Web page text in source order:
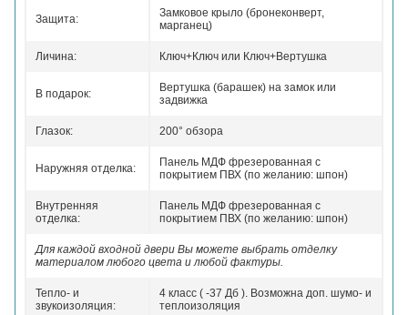
Защита:
Замковое крыло (бронеконверт,
марганец)
Личина: Ключ+Ключ или Ключ+Вертушка
В подарок:
Вертушка (барашек) на замок или
задвижка
Глазок: 200° обзора
Наружняя отделка:
Панель МДФ фрезерованная с
покрытием ПВХ (по желанию: шпон)
Внутренняя
отделка:
Панель МДФ фрезерованная с
покрытием ПВХ (по желанию: шпон)
Для каждой входной двери Вы можете выбрать отделку
материалом любого цвета и любой фактуры.
Тепло- и
звукоизоляция:
4 класс ( -37 Дб ). Возможна доп. шумо- и
теплоизоляция